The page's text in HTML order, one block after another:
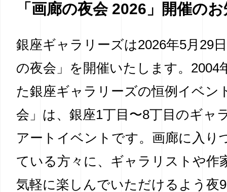
「画廊の夜会 2026」開催の
銀座ギャラリーズは2026年5月29
の夜会」を開催いたします。2004
た銀座ギャラリーズの恒例イベン
会」は、銀座1丁目〜8丁目のギャ
アートイベントです。画廊に入り
ている方々に、ギャラリストや作
気軽に楽しんでいただけるよう夜